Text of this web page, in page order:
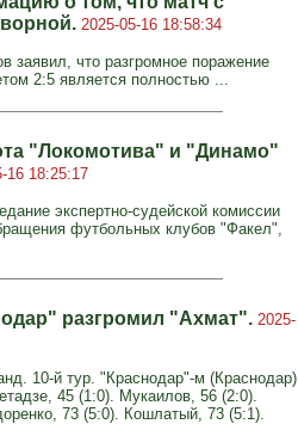
2025-05-16 18:58:34
что разгромное поражение
2:5 является полностью ...
"Локомотива" и "Динамо"
16 18:25:17
экспертно-судейской комиссии
футбольных клубов "Факел",
разгромил "Ахмат". 2025-
10-й тур. "Краснодар"-м (Краснодар)
45 (1:0). Мукаилов, 56 (2:0).
73 (5:0). Кошлатый, 73 (5:1).